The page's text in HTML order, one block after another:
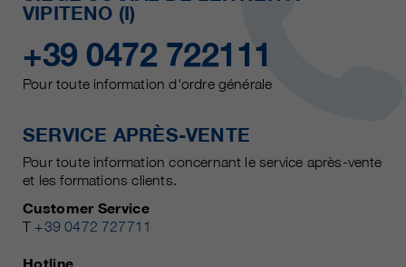
VIPITENO (I)
+39 0472 722111
Pour toute information d'ordre générale
SERVICE APRÈS-VENTE
Pour toute information concernant le service après-vente
et les formations clients.
Customer Service
T +39 0472 727711